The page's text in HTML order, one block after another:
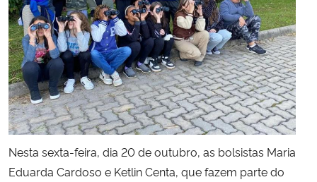
Secretaria-Geral
Secretaria de Governo
Gabinete de Segurança Institucional
Nesta sexta-feira, dia 20 de outubro, as bolsistas Maria
Eduarda Cardoso e Ketlin Centa, que fazem parte do